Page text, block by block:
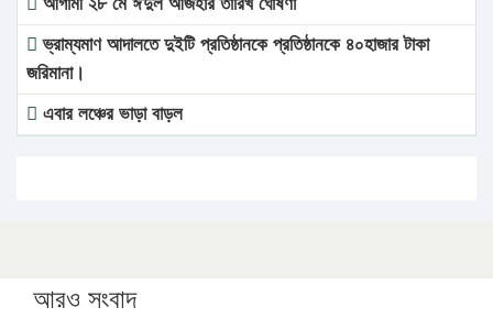
ভ্রাম্যমাণ আদালতে দুইটি প্রতিষ্ঠানকে প্রতিষ্ঠানকে ৪০হাজার টাকা
জরিমানা।
এবার লঞ্চের ভাড়া বাড়ল
সারা দেশে বজ্রাঘাতে ১৪ জনের প্রাণহানি
আরও সংবাদ